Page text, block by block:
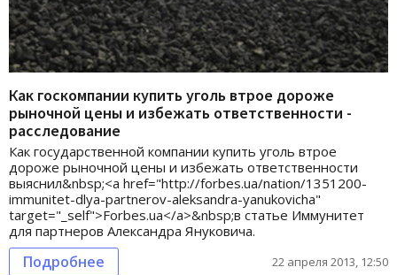
Как госкомпании купить уголь втрое дороже
рыночной цены и избежать ответственности -
расследование
Как государственной компании купить уголь втрое
дороже рыночной цены и избежать ответственности
выяснил&nbsp;<a href="http://forbes.ua/nation/1351200-
immunitet-dlya-partnerov-aleksandra-yanukovicha"
target="_self">Forbes.ua</a>&nbsp;в статье Иммунитет
для партнеров Александра Януковича.
Подробнее 22 апреля 2013, 12:50